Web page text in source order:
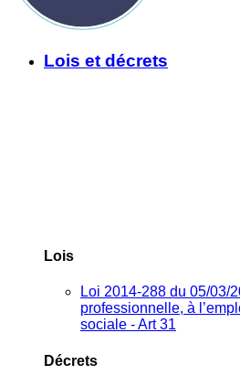
Lois et décrets
Lois
Loi 2014-288 du 05/03/
professionnelle, à
sociale - Art 31
Décrets